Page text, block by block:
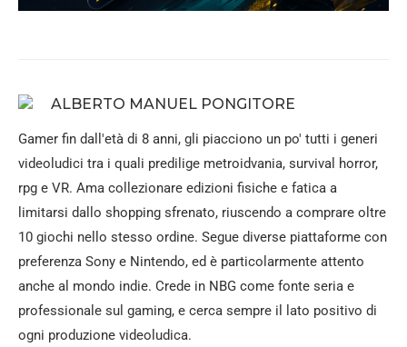
ALBERTO MANUEL PONGITORE
Gamer fin dall'età di 8 anni, gli piacciono un po' tutti i generi
videoludici tra i quali predilige metroidvania, survival horror,
rpg e VR. Ama collezionare edizioni fisiche e fatica a
limitarsi dallo shopping sfrenato, riuscendo a comprare oltre
10 giochi nello stesso ordine. Segue diverse piattaforme con
preferenza Sony e Nintendo, ed è particolarmente attento
anche al mondo indie. Crede in NBG come fonte seria e
professionale sul gaming, e cerca sempre il lato positivo di
ogni produzione videoludica.